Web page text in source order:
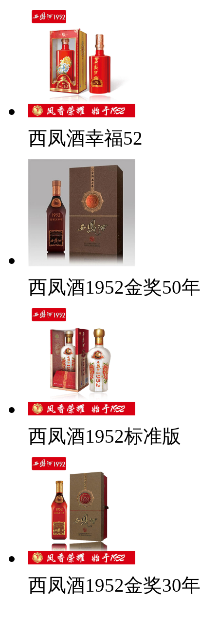
西凤酒幸福52
西凤酒1952金奖50年
西凤酒1952标准版
西凤酒1952金奖30年